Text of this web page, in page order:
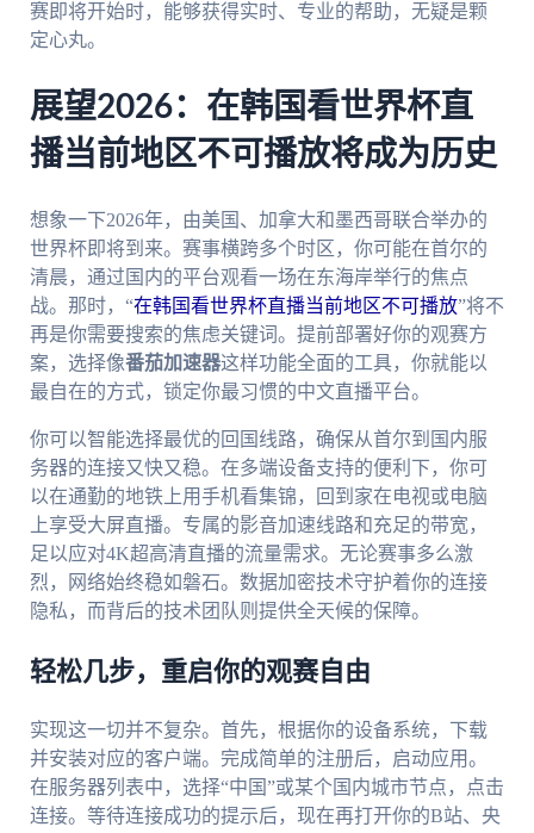
赛即将开始时，能够获得实时、专业的帮助，无疑是颗
定心丸。
展望2026：在韩国看世界杯直
播当前地区不可播放将成为历史
想象一下2026年，由美国、加拿大和墨西哥联合举办的
世界杯即将到来。赛事横跨多个时区，你可能在首尔的
清晨，通过国内的平台观看一场在东海岸举行的焦点
战。那时，“在韩国看世界杯直播当前地区不可播放”将不
再是你需要搜索的焦虑关键词。提前部署好你的观赛方
案，选择像番茄加速器这样功能全面的工具，你就能以
最自在的方式，锁定你最习惯的中文直播平台。
你可以智能选择最优的回国线路，确保从首尔到国内服
务器的连接又快又稳。在多端设备支持的便利下，你可
以在通勤的地铁上用手机看集锦，回到家在电视或电脑
上享受大屏直播。专属的影音加速线路和充足的带宽，
足以应对4K超高清直播的流量需求。无论赛事多么激
烈，网络始终稳如磐石。数据加密技术守护着你的连接
隐私，而背后的技术团队则提供全天候的保障。
轻松几步，重启你的观赛自由
实现这一切并不复杂。首先，根据你的设备系统，下载
并安装对应的客户端。完成简单的注册后，启动应用。
在服务器列表中，选择“中国”或某个国内城市节点，点击
连接。等待连接成功的提示后，现在再打开你的B站、央